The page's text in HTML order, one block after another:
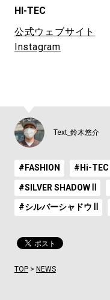
HI-TEC
公式ウェブサイト
Instagram
Text_鈴木悠介
#FASHION #Hi-TEC
#SILVER SHADOW Ⅱ
#シルバーシャドウ Ⅱ
TOP> NEWS